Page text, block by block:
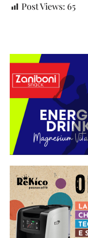
Post Views: 65